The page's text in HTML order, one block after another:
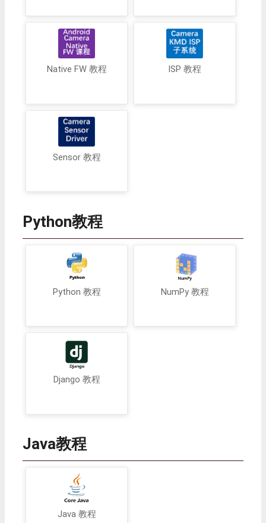
Native FW 教程 ISP 教程
Sensor 教程
Python教程
Python 教程 NumPy 教程
Django 教程
Java教程
Java 教程